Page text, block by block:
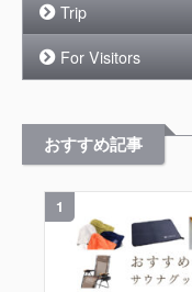
Trip
For Visitors
おすすめ記事
1